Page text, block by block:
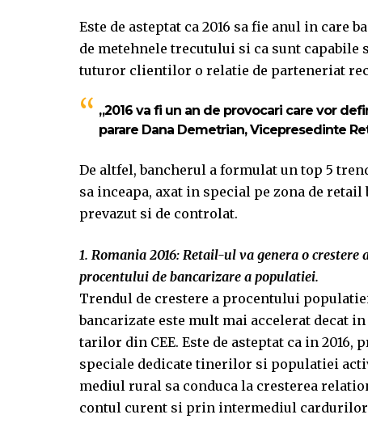
Este de asteptat ca 2016 sa fie anul in care
de metehnele trecutului si ca sunt
tuturor clientilor o relatie de parteneriat
„2016 va fi un an de provocari care vor
parare Dana Demetrian, Vicepresedinte
De altfel, bancherul a formulat un top 5
sa inceapa, axat in special pe zona de
prevazut si de controlat.
1. Romania 2016: Retail-ul va genera o crestere
procentului de bancarizare a populatiei.
Trendul de crestere a procentului
bancarizate este mult mai accelerat decat
tarilor din CEE. Este de asteptat ca in 2016,
speciale dedicate tinerilor si populatiei
mediul rural sa conduca la cresterea
contul curent si prin intermediul